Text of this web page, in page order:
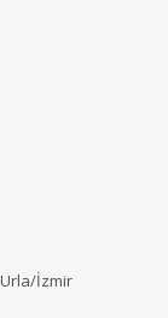
Urla/İzmir